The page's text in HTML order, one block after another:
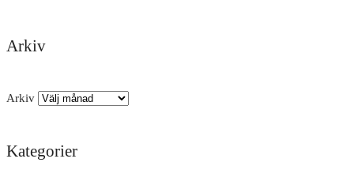
Arkiv
Arkiv
Kategorier